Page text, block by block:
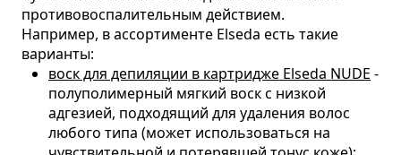
противовоспалительным действием.
Например, в ассортименте Elseda есть такие
варианты:
воск для депиляции в картридже Elseda NUDE -
полуполимерный мягкий воск с низкой
адгезией, подходящий для удаления волос
любого типа (может использоваться на